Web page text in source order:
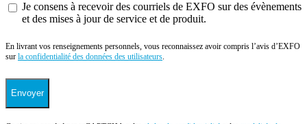
Je consens à recevoir des courriels de EXFO sur des évènements
et des mises à jour de service et de produit.
En livrant vos renseignements personnels, vous reconnaissez avoir compris l’avis d’EXFO
sur la confidentialité des données des utilisateurs.
Envoyer